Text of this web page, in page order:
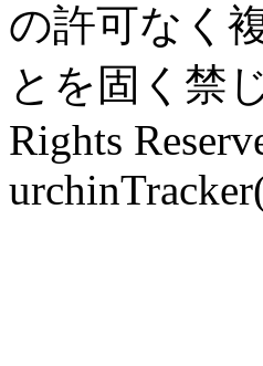
の許可なく
とを固く禁
Rights